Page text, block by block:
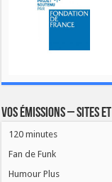
Vos émissions – Sites
120 minutes
Fan de Funk
Humour Plus